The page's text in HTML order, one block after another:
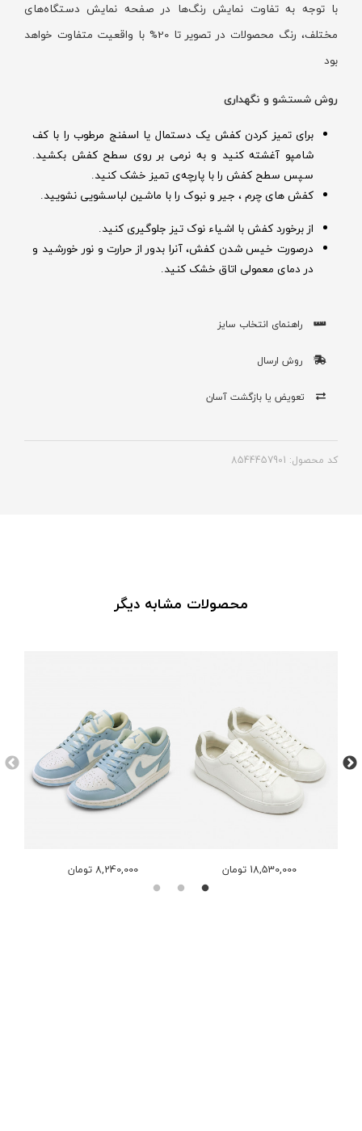
با توجه به تفاوت نمایش رنگ‌ها در صفحه نمایش دستگاه‌های
مختلف، رنگ محصولات در تصویر تا 20% با واقعیت متفاوت خواهد
بود
روش شستشو و نگهداری
برای تمیز کردن کفش یک دستمال یا اسفنج مرطوب را با کف
شامپو آغشته کنید و به نرمی بر روی سطح کفش بکشید.
سپس سطح کفش را با پارچه‌ی تمیز خشک کنید.
کفش های چرم ، جیر و نبوک را با ماشین لباسشویی نشویید.
از برخورد کفش با اشیاء نوک تیز جلوگیری کنید.
درصورت خیس شدن کفش‌، آنرا بدور از حرارت و نور خورشید و
در دمای معمولی اتاق خشک کنید.
راهنمای انتخاب سایز
روش ارسال
تعویض یا بازگشت آسان
کد محصول: 8544457901
محصولات مشابه دیگر
8,240,000 تومان 18,530,000 تومان